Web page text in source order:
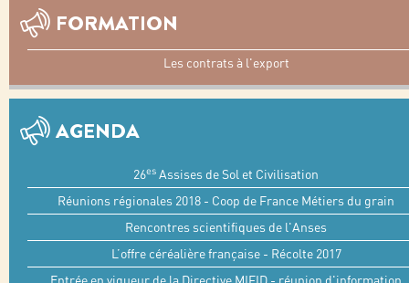
FORMATION
Les contrats à l'export
AGENDA
26es Assises de Sol et Civilisation
Réunions régionales 2018 - Coop de France Métiers du grain
Rencontres scientifiques de l'Anses
L’offre céréalière française - Récolte 2017